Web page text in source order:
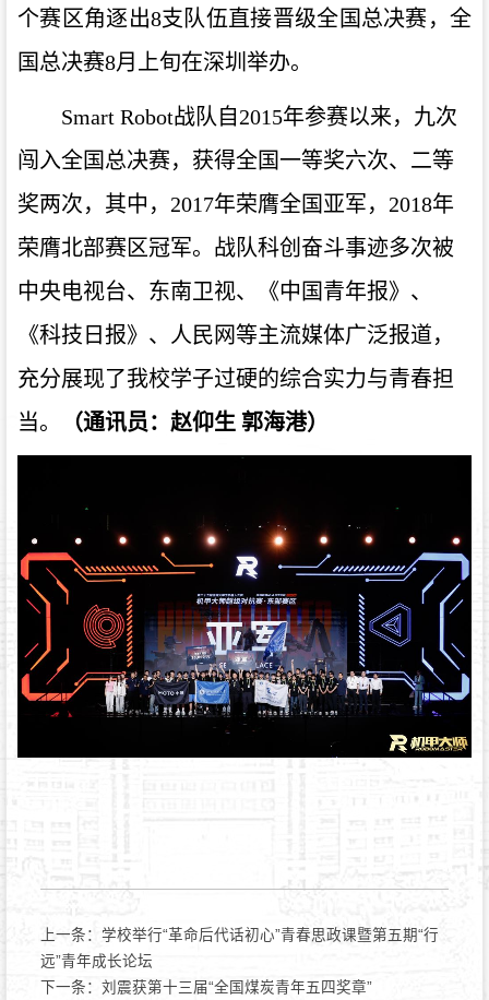
个赛区角逐出8支队伍直接晋级全国总决赛，全
国总决赛8月上旬在深圳举办。
Smart Robot战队 自 2015年参赛以来， 九次
闯入全国总决赛，获得全国一等奖六次、二等
奖两次，其中， 2017年荣膺全国亚军，2018年
荣膺北部赛区冠军。战队科创奋斗事迹多次被
中央电视台、东南卫视、《中国青年报》、
《科技日报》、人民网等主流媒体广泛报道，
充分展现了我校学子过硬的综合实力与青春担
当。
（通讯员：赵仰生 郭海港）
上一条： 学校举行“革命后代话初心”青春思政课暨第五期“行
远”青年成长论坛
下一条： 刘震获第十三届“全国煤炭青年五四奖章”